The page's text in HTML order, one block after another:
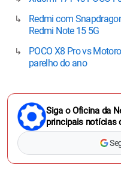
Redmi com
Redmi Note 15 5G
POCO X8 Pro vs
parelho do ano
Siga o Oficina da
principais notícias